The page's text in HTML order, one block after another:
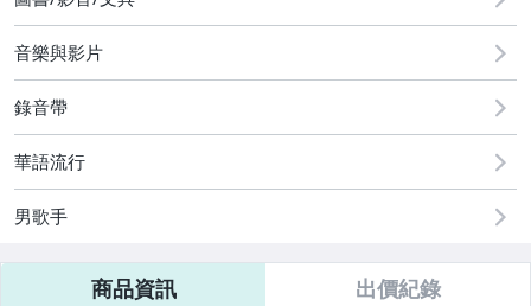
電玩遊戲與主機
音樂與影片
錄音帶
華語流行
男歌手
商品資訊 出價紀錄